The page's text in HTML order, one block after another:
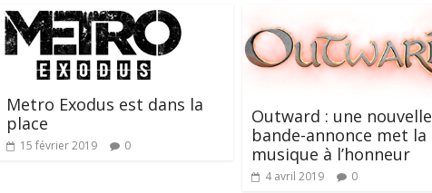
Metro Exodus est dans la
place
15 février 2019 0
Outward : une nouvelle
bande-annonce met la
musique à l’honneur
4 avril 2019 0